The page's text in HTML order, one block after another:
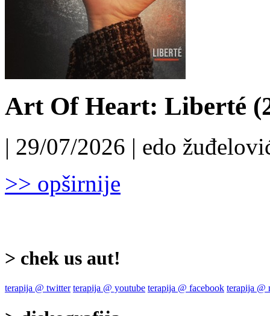
Art Of Heart: Liberté
| 29/07/2026 | edo
>> opširnije
> chek us aut!
terapija @ twitter terapija @ youtube terapija @ facebook terapija @